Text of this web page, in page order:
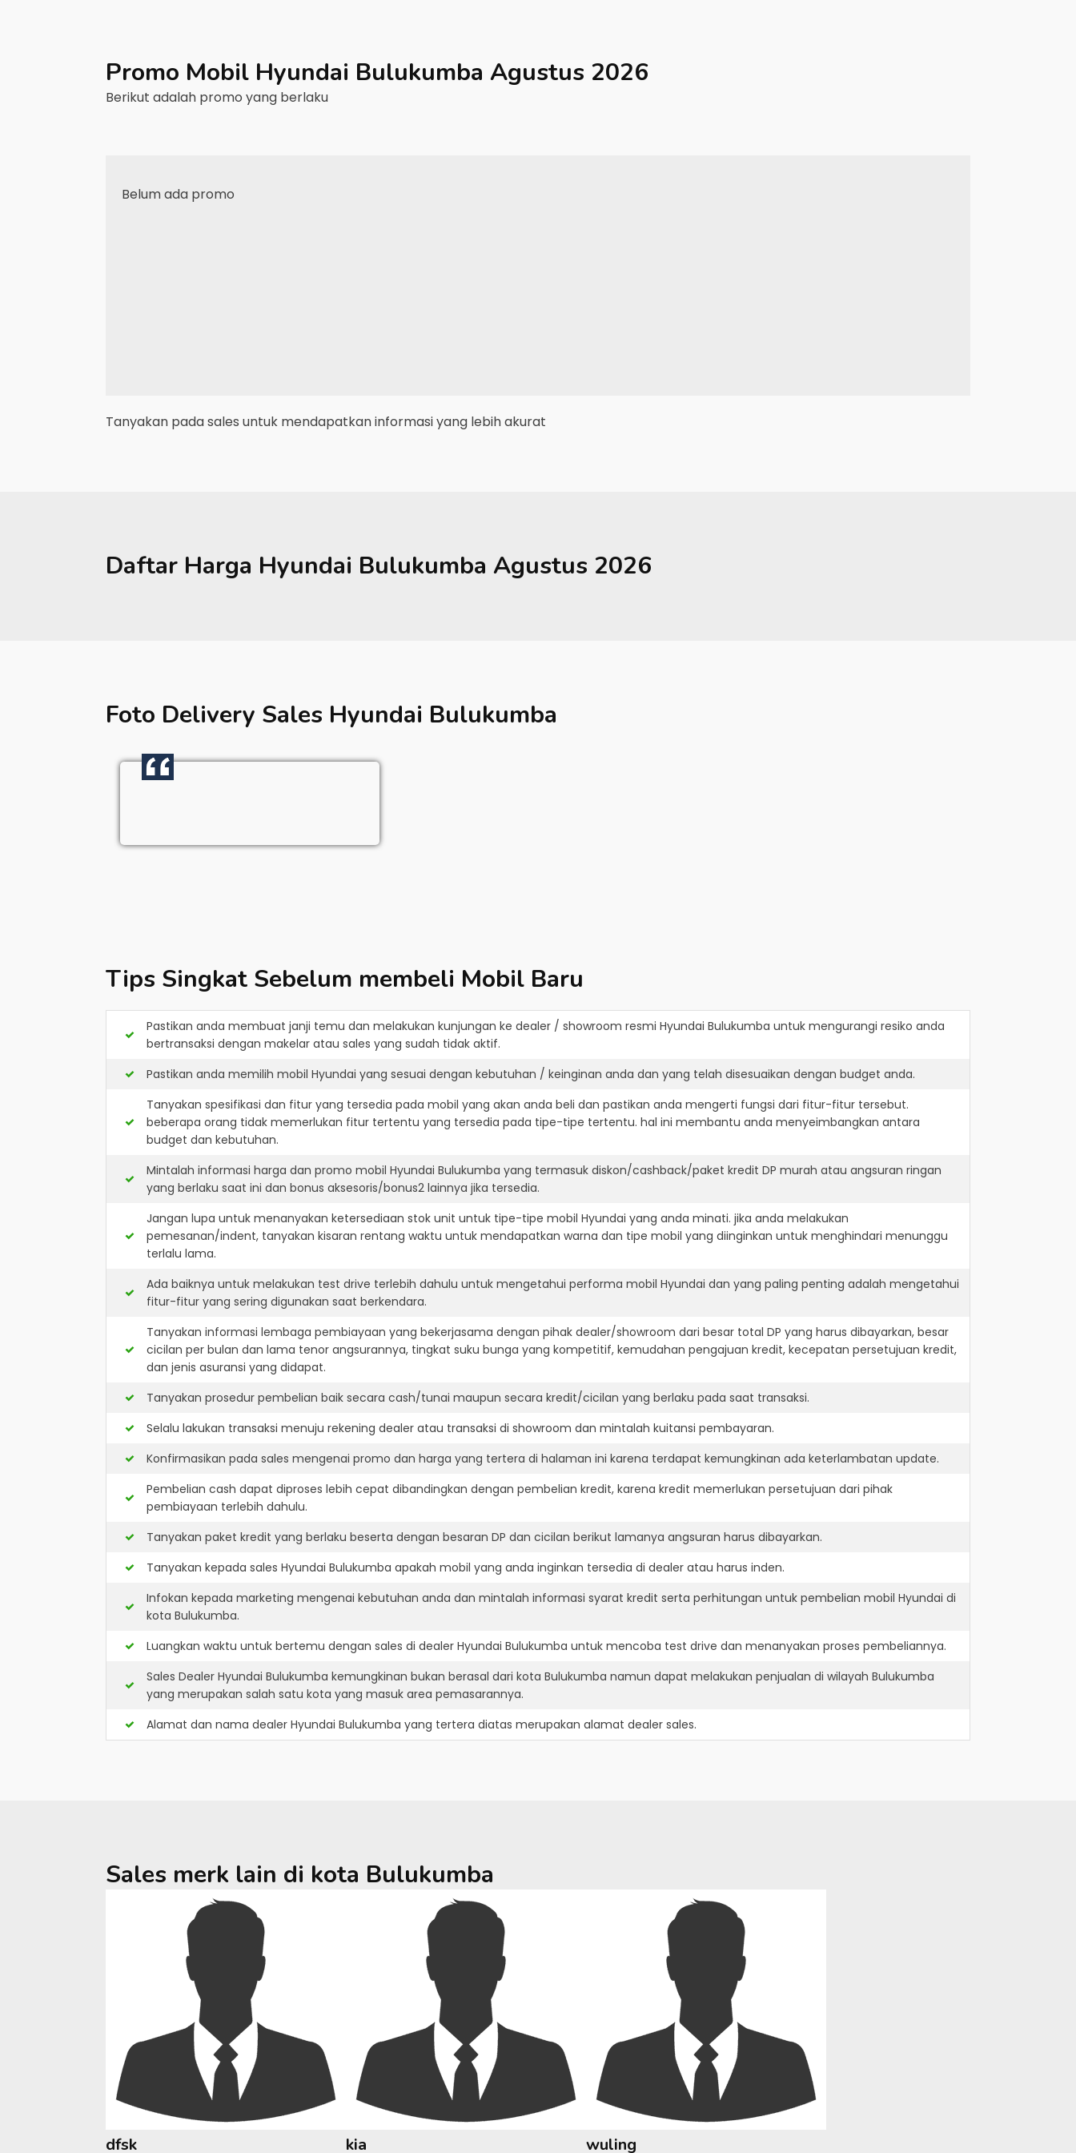
Promo Mobil Hyundai Bulukumba Agustus 2026
Berikut adalah promo yang berlaku
Belum ada promo
Tanyakan pada sales untuk mendapatkan informasi yang lebih akurat
Daftar Harga Hyundai Bulukumba Agustus 2026
Foto Delivery Sales Hyundai Bulukumba
Tips Singkat Sebelum membeli Mobil Baru
Pastikan anda membuat janji temu dan melakukan kunjungan ke dealer / showroom resmi Hyundai Bulukumba untuk mengurangi resiko anda
bertransaksi dengan makelar atau sales yang sudah tidak aktif.
Pastikan anda memilih mobil Hyundai yang sesuai dengan kebutuhan / keinginan anda dan yang telah disesuaikan dengan budget anda.
Tanyakan spesifikasi dan fitur yang tersedia pada mobil yang akan anda beli dan pastikan anda mengerti fungsi dari fitur-fitur tersebut.
beberapa orang tidak memerlukan fitur tertentu yang tersedia pada tipe-tipe tertentu. hal ini membantu anda menyeimbangkan antara
budget dan kebutuhan.
Mintalah informasi harga dan promo mobil Hyundai Bulukumba yang termasuk diskon/cashback/paket kredit DP murah atau angsuran ringan
yang berlaku saat ini dan bonus aksesoris/bonus2 lainnya jika tersedia.
Jangan lupa untuk menanyakan ketersediaan stok unit untuk tipe-tipe mobil Hyundai yang anda minati. jika anda melakukan
pemesanan/indent, tanyakan kisaran rentang waktu untuk mendapatkan warna dan tipe mobil yang diinginkan untuk menghindari menunggu
terlalu lama.
Ada baiknya untuk melakukan test drive terlebih dahulu untuk mengetahui performa mobil Hyundai dan yang paling penting adalah mengetahui
fitur-fitur yang sering digunakan saat berkendara.
Tanyakan informasi lembaga pembiayaan yang bekerjasama dengan pihak dealer/showroom dari besar total DP yang harus dibayarkan, besar
cicilan per bulan dan lama tenor angsurannya, tingkat suku bunga yang kompetitif, kemudahan pengajuan kredit, kecepatan persetujuan kredit,
dan jenis asuransi yang didapat.
Tanyakan prosedur pembelian baik secara cash/tunai maupun secara kredit/cicilan yang berlaku pada saat transaksi.
Selalu lakukan transaksi menuju rekening dealer atau transaksi di showroom dan mintalah kuitansi pembayaran.
Konfirmasikan pada sales mengenai promo dan harga yang tertera di halaman ini karena terdapat kemungkinan ada keterlambatan update.
Pembelian cash dapat diproses lebih cepat dibandingkan dengan pembelian kredit, karena kredit memerlukan persetujuan dari pihak
pembiayaan terlebih dahulu.
Tanyakan paket kredit yang berlaku beserta dengan besaran DP dan cicilan berikut lamanya angsuran harus dibayarkan.
Tanyakan kepada sales Hyundai Bulukumba apakah mobil yang anda inginkan tersedia di dealer atau harus inden.
Infokan kepada marketing mengenai kebutuhan anda dan mintalah informasi syarat kredit serta perhitungan untuk pembelian mobil Hyundai di
kota Bulukumba.
Luangkan waktu untuk bertemu dengan sales di dealer Hyundai Bulukumba untuk mencoba test drive dan menanyakan proses pembeliannya.
Sales Dealer Hyundai Bulukumba kemungkinan bukan berasal dari kota Bulukumba namun dapat melakukan penjualan di wilayah Bulukumba
yang merupakan salah satu kota yang masuk area pemasarannya.
Alamat dan nama dealer Hyundai Bulukumba yang tertera diatas merupakan alamat dealer sales.
Sales merk lain di kota Bulukumba
dfsk kia wuling